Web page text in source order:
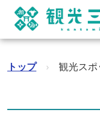
トップ › 観光スポ